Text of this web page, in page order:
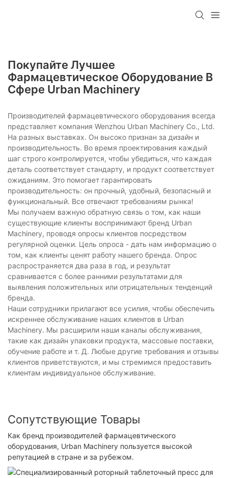
Покупайте Лучшее
Фармацевтическое Оборудование В
Сфере Urban Machinery
Производителей фармацевтического оборудования всегда
представляет компания Wenzhou Urban Machinery Co., Ltd.
На разных выставках. Он высоко признан за дизайн и
производительность. Во время проектирования каждый
шаг строго контролируется, чтобы убедиться, что каждая
деталь соответствует стандарту, и продукт соответствует
ожиданиям. Это помогает гарантировать
производительность: он прочный, удобный, безопасный и
функциональный. Все отвечают требованиям рынка!
Мы получаем важную обратную связь о том, как наши
существующие клиенты воспринимают бренд Urban
Machinery, проводя опросы клиентов посредством
регулярной оценки. Цель опроса - дать нам информацию о
том, как клиенты ценят работу нашего бренда. Опрос
распространяется два раза в год, и результат
сравнивается с более ранними результатами для
выявления положительных или отрицательных тенденций
бренда.
Наши сотрудники прилагают все усилия, чтобы обеспечить
искреннее обслуживание наших клиентов в Urban
Machinery. Мы расширили наши каналы обслуживания,
такие как дизайн упаковки продукта, массовые поставки,
обучение работе и т. Д. Любые другие требования и отзывы
клиентов приветствуются, и мы стремимся предоставить
клиентам индивидуальное обслуживание.
Сопутствующие Товары
Как бренд производителей фармацевтического
оборудования, Urban Machinery пользуется высокой
репутацией в стране и за рубежом.